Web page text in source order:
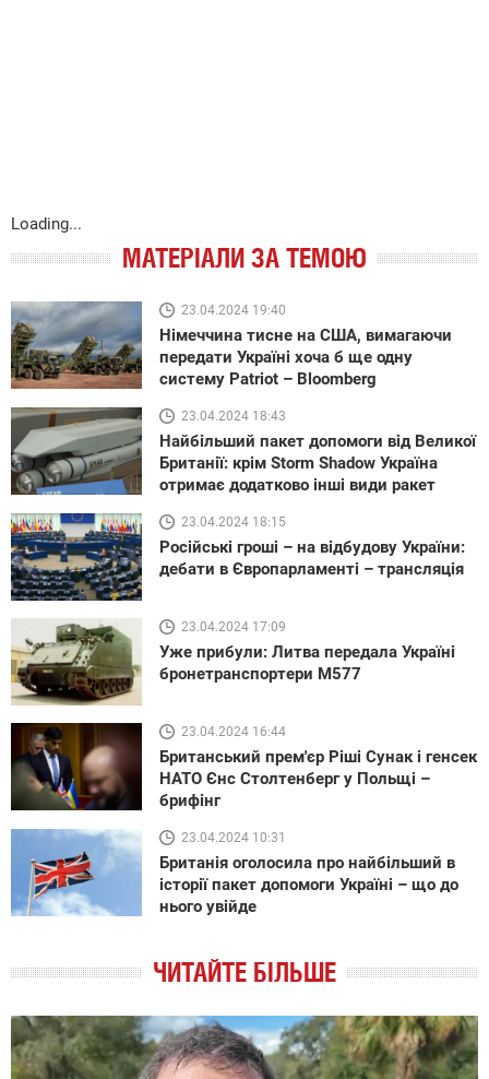
Loading...
МАТЕРІАЛИ ЗА ТЕМОЮ
23.04.2024 19:40
Німеччина тисне на США, вимагаючи
передати Україні хоча б ще одну
систему Patriot – Bloomberg
23.04.2024 18:43
Найбільший пакет допомоги від Великої
Британії: крім Storm Shadow Україна
отримає додатково інші види ракет
23.04.2024 18:15
Російські гроші – на відбудову України:
дебати в Європарламенті – трансляція
23.04.2024 17:09
Уже прибули: Литва передала Україні
бронетранспортери М577
23.04.2024 16:44
Британський прем'єр Ріші Сунак і генсек
НАТО Єнс Столтенберг у Польщі –
брифінг
23.04.2024 10:31
Британія оголосила про найбільший в
історії пакет допомоги Україні – що до
нього увійде
ЧИТАЙТЕ БІЛЬШЕ